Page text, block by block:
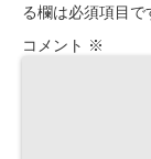
る欄は必須項目で
コメント ※